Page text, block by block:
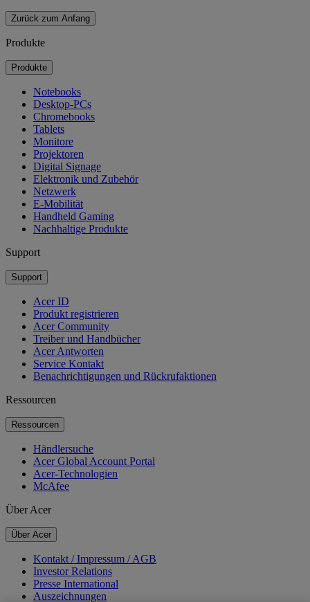
Zurück zum Anfang
Produkte
Produkte
Notebooks
Desktop-PCs
Chromebooks
Tablets
Monitore
Projektoren
Digital Signage
Elektronik und Zubehör
Netzwerk
E-Mobilität
Handheld Gaming
Nachhaltige Produkte
Support
Support
Acer ID
Produkt registrieren
Acer Community
Treiber und Handbücher
Acer Antworten
Service Kontakt
Benachrichtigungen und Rückrufaktionen
Ressourcen
Ressourcen
Händlersuche
Acer Global Account Portal
Acer-Technologien
McAfee
Über Acer
Über Acer
Kontakt / Impressum / AGB
Investor Relations
Presse International
Auszeichnungen